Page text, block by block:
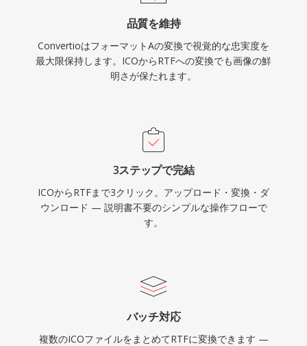
品質を維持
ConvertioはフォーマットAの変換で視覚的な忠実度を
最大限保持します。ICOからRTFへの変換でも画像の鮮
明さが保たれます。
3ステップで完結
ICOからRTFまで3クリック。アップロード・変換・ダ
ウンロード — 説明書不要のシンプルな操作フローで
す。
バッチ対応
複数のICOファイルをまとめてRTFに変換できます —